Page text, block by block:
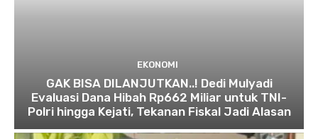
EKONOMI
GAK BISA DILANJUTKAN..! Dedi Mulyadi
Evaluasi Dana Hibah Rp662 Miliar untuk TNI-
Polri hingga Kejati, Tekanan Fiskal Jadi Alasan